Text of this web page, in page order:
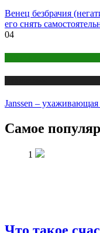
Венец безбрачия
его снять
04
Janssen – ухаживающая
Самое
1
Что такое